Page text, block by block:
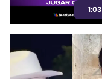
1:03